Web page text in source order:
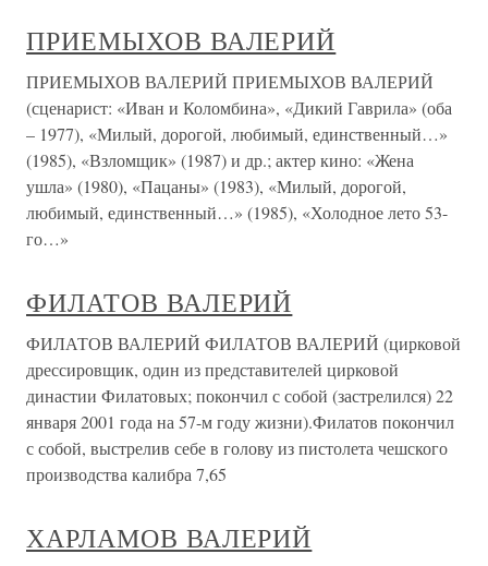
ПРИЕМЫХОВ ВАЛЕРИЙ
ПРИЕМЫХОВ ВАЛЕРИЙ ПРИЕМЫХОВ ВАЛЕРИЙ
(сценарист: «Иван и Коломбина», «Дикий Гаврила» (оба
– 1977), «Милый, дорогой, любимый, единственный…»
(1985), «Взломщик» (1987) и др.; актер кино: «Жена
ушла» (1980), «Пацаны» (1983), «Милый, дорогой,
любимый, единственный…» (1985), «Холодное лето 53-
го…»
ФИЛАТОВ ВАЛЕРИЙ
ФИЛАТОВ ВАЛЕРИЙ ФИЛАТОВ ВАЛЕРИЙ (цирковой
дрессировщик, один из представителей цирковой
династии Филатовых; покончил с собой (застрелился) 22
января 2001 года на 57-м году жизни).Филатов покончил
с собой, выстрелив себе в голову из пистолета чешского
производства калибра 7,65
ХАРЛАМОВ ВАЛЕРИЙ